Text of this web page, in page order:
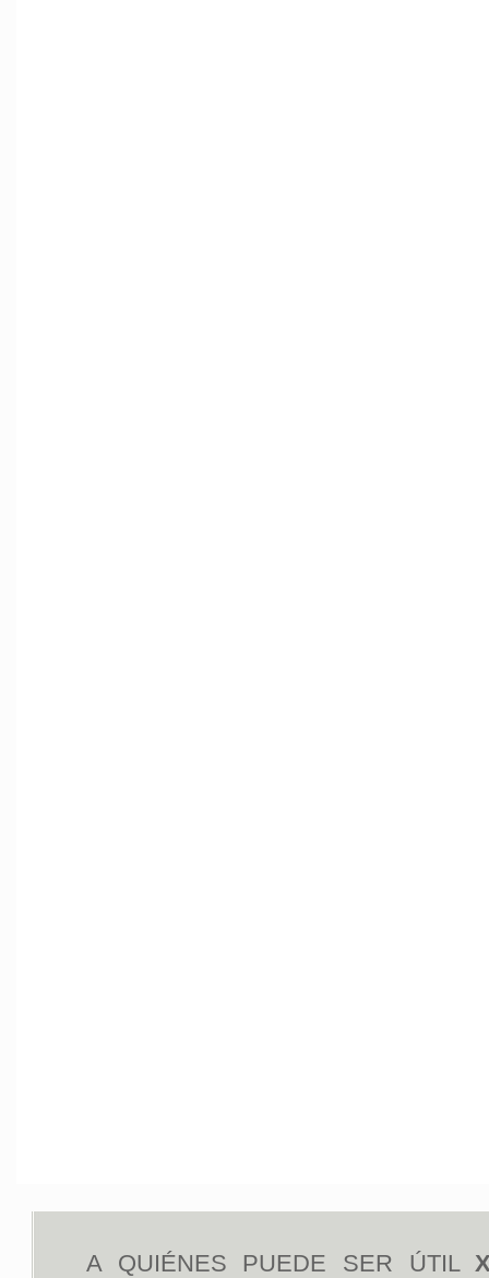
A QUIÉNES PUEDE SER ÚTIL